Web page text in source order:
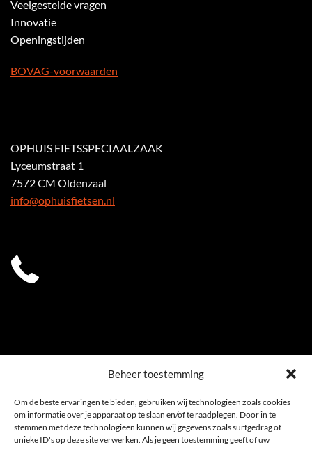
Beheer toestemming
Om de beste ervaringen te bieden, gebruiken wij technologieën zoals cookies
om informatie over je apparaat op te slaan en/of te raadplegen. Door in te
stemmen met deze technologieën kunnen wij gegevens zoals surfgedrag of
unieke ID's op deze site verwerken. Als je geen toestemming geeft of uw
Veelgestelde vragen
Innovatie
Openingstijden
BOVAG-voorwaarden
OPHUIS FIETSSPECIAALZAAK
Lyceumstraat 1
7572 CM Oldenzaal
info@ophuisfietsen.nl
0541 539 353